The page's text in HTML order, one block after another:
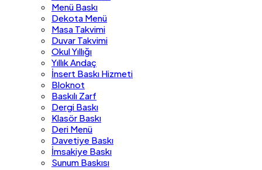
Menü Baskı
Dekota Menü
Masa Takvimi
Duvar Takvimi
Okul Yıllığı
Yıllık Andaç
İnsert Baskı Hizmeti
Bloknot
Baskılı Zarf
Dergi Baskı
Klasör Baskı
Deri Menü
Davetiye Baskı
İmsakiye Baskı
Sunum Baskısı